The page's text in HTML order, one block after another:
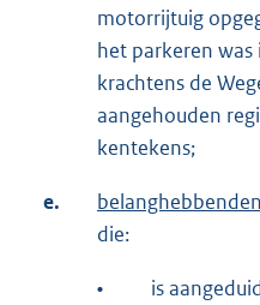
motorrijtuig
het parkeren was
krachtens de
aangehouden
kentekens;
e.
die:
•
is